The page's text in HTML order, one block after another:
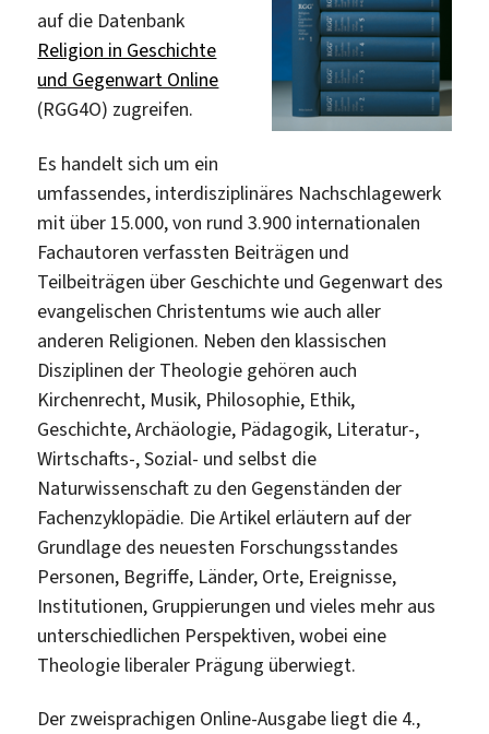
auf die Datenbank
Religion in Geschichte
und Gegenwart Online
(RGG4O) zugreifen.
Es handelt sich um ein
umfassendes, interdisziplinäres Nachschlagewerk
mit über 15.000, von rund 3.900 internationalen
Fachautoren verfassten Beiträgen und
Teilbeiträgen über Geschichte und Gegenwart des
evangelischen Christentums wie auch aller
anderen Religionen. Neben den klassischen
Disziplinen der Theologie gehören auch
Kirchenrecht, Musik, Philosophie, Ethik,
Geschichte, Archäologie, Pädagogik, Literatur-,
Wirtschafts-, Sozial- und selbst die
Naturwissenschaft zu den Gegenständen der
Fachenzyklopädie. Die Artikel erläutern auf der
Grundlage des neuesten Forschungsstandes
Personen, Begriffe, Länder, Orte, Ereignisse,
Institutionen, Gruppierungen und vieles mehr aus
unterschiedlichen Perspektiven, wobei eine
Theologie liberaler Prägung überwiegt.
Der zweisprachigen Online-Ausgabe liegt die 4.,